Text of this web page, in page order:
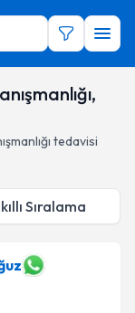
tedavisi
Sıralama